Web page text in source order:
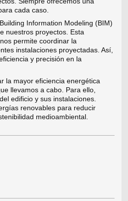
cada caso.
Information Modeling (BIM)
nuestros proyectos. Esta
permite coordinar la
instalaciones proyectadas. Así,
y precisión en la
la mayor eficiencia energética
llevamos a cabo. Para ello,
edificio y sus instalaciones.
renovables para reducir
medioambiental.